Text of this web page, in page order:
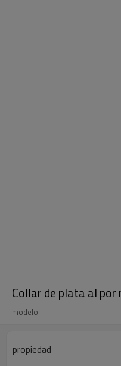
Collar de plata al por
modelo
propiedad